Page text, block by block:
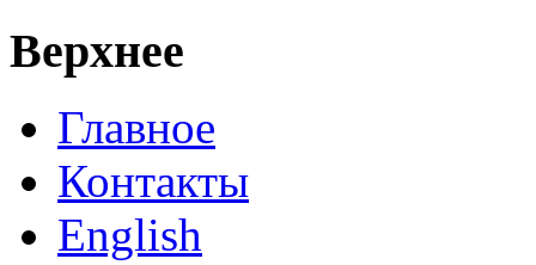
Верхнее
Главное
Контакты
English